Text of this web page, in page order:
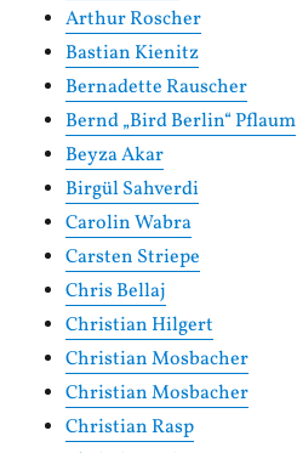
Arthur Roscher
Bastian Kienitz
Bernadette Rauscher
Bernd „Bird Berlin“ Pflaum
Beyza Akar
Birgül Sahverdi
Carolin Wabra
Carsten Striepe
Chris Bellaj
Christian Hilgert
Christian Mosbacher
Christian Mosbacher
Christian Rasp